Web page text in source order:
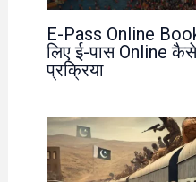
E-Pass Online
लिए ई-पास Online
प्रक्रिया